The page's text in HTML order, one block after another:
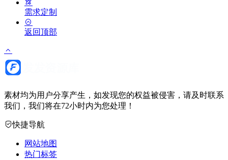
需求定制
返回顶部
素材均为用户分享产生，如发现您的权益被侵害，请及时联系
我们，我们将在72小时内为您处理！
快捷导航
网站地图
热门标签